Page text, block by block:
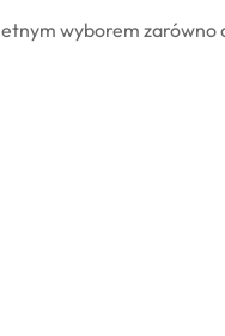
wyborem